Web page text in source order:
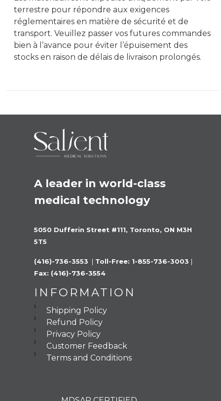
terrestre pour répondre aux exigences
réglementaires en matière de sécurité et de
transport. Veuillez passer vos futures commandes
bien à l’avance pour éviter l’épuisement des
stocks en raison de délais de livraison prolongés.
A leader in world-class
medical technology
5050 Dufferin Street #111, Toronto, ON M3H
5T5
(416)-736-3553 | Toll-Free: 1-855-736-3003 |
Fax: (416)-736-3554
INFORMATION
Shipping Policy
Refund Policy
Privacy Policy
Customer Feedback
Terms and Conditions